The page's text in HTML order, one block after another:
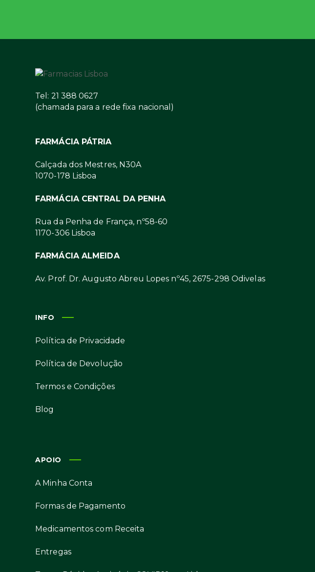
Tel: 21 388 0627
(chamada para a rede fixa nacional)
FARMÁCIA PÁTRIA
Calçada dos Mestres, N30A
1070-178 Lisboa
FARMÁCIA CENTRAL DA PENHA
Rua da Penha de França, nº58-60
1170-306 Lisboa
FARMÁCIA ALMEIDA
Av. Prof. Dr. Augusto Abreu Lopes nº45, 2675-298 Odivelas
INFO
Política de Privacidade
Política de Devolução
Termos e Condições
Blog
APOIO
A Minha Conta
Formas de Pagamento
Medicamentos com Receita
Entregas